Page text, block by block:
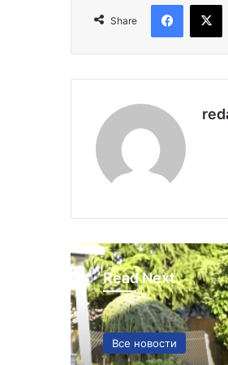
Share
Read Next
Все новости